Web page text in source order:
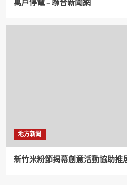
萬戶停電 – 聯合新聞網
地方新聞
新竹米粉節揭幕創意活動協助推